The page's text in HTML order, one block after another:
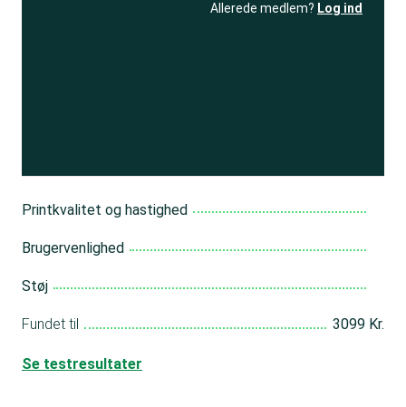
Allerede medlem? Log ind
Printkvalitet og hastighed
Brugervenlighed
Støj
Fundet til 3099 Kr.
Se testresultater